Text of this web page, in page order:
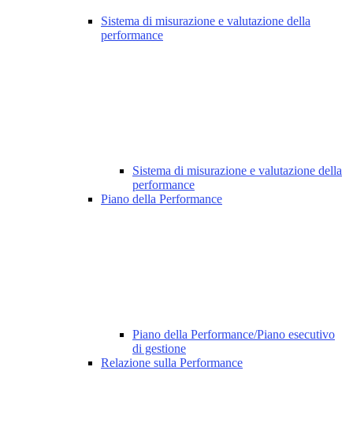
Sistema di misurazione e valutazione della
performance
Sistema di misurazione e valutazione della
performance
Piano della Performance
Piano della Performance/Piano esecutivo
di gestione
Relazione sulla Performance